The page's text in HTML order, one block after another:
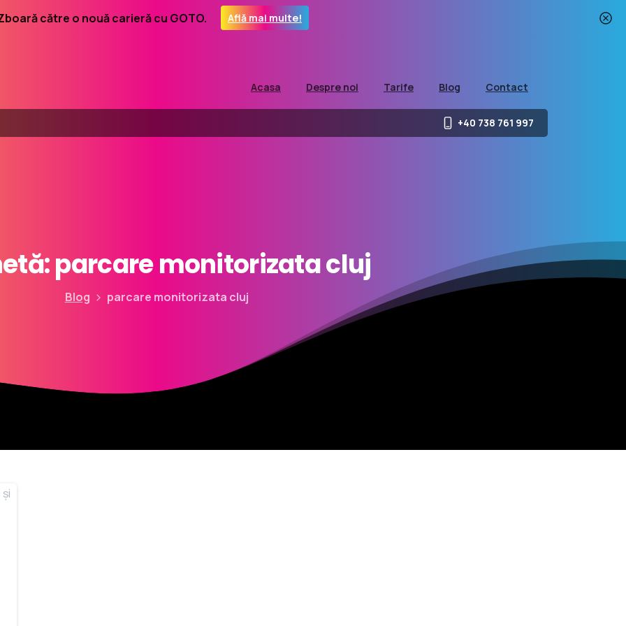
către o nouă carieră cu GOTO. Află mai multe!
Acasa Despre noi Tarife Blog Contact
+40 738 761 997
parcaremonitorizatacluj
Blog parcare monitorizata cluj